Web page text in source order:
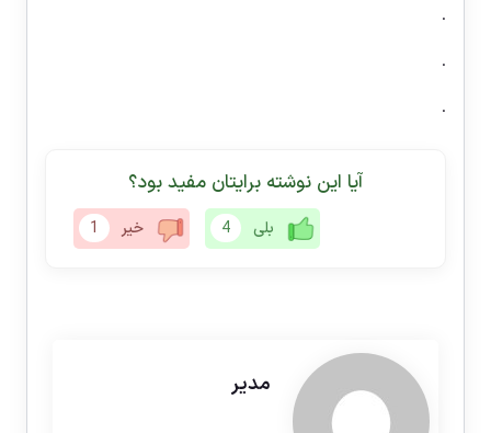
.
.
.
آیا این نوشته برایتان مفید بود؟
بلی 4 خیر 1
مدیر